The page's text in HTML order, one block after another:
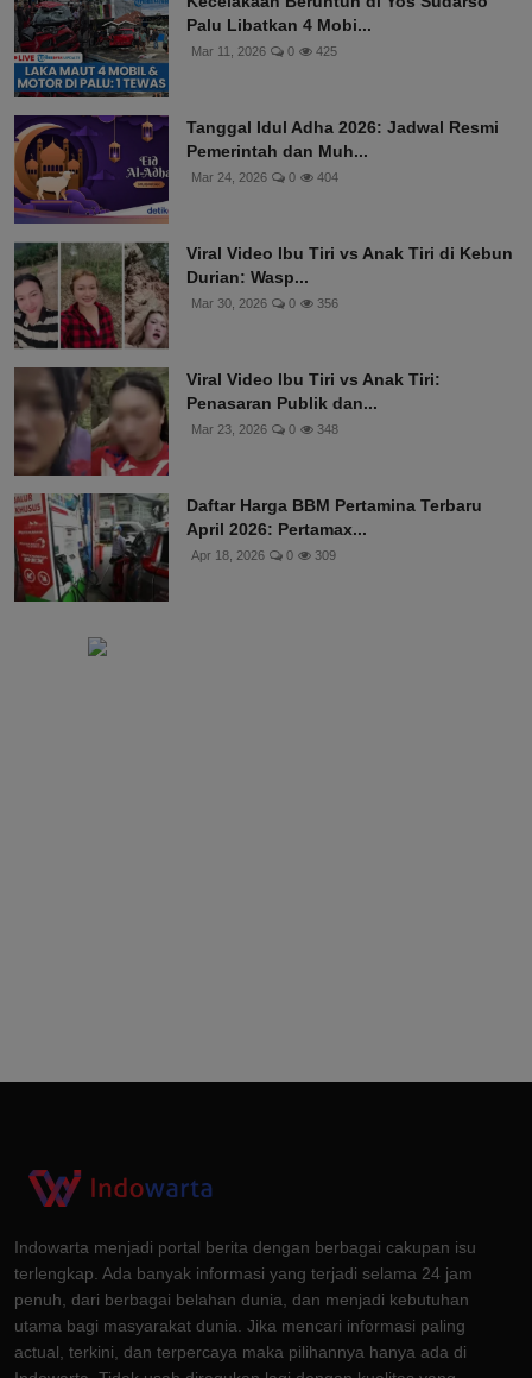
Palu Libatkan 4 Mobi...
Mar 11, 2026 0 425
Tanggal Idul Adha 2026: Jadwal Resmi
Pemerintah dan Muh...
Mar 24, 2026 0 404
Viral Video Ibu Tiri vs Anak Tiri di Kebun
Durian: Wasp...
Mar 30, 2026 0 356
Viral Video Ibu Tiri vs Anak Tiri:
Penasaran Publik dan...
Mar 23, 2026 0 348
Daftar Harga BBM Pertamina Terbaru
April 2026: Pertamax...
Apr 18, 2026 0 309
Indowarta menjadi portal berita dengan berbagai cakupan isu
terlengkap. Ada banyak informasi yang terjadi selama 24 jam
penuh, dari berbagai belahan dunia, dan menjadi kebutuhan
utama bagi masyarakat dunia. Jika mencari informasi paling
actual, terkini, dan terpercaya maka pilihannya hanya ada di